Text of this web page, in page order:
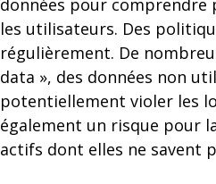
données pour
les utilisateurs. Des
régulièrement. De
data », des données non
potentiellement violer les
également un risque pour
actifs dont elles ne savent